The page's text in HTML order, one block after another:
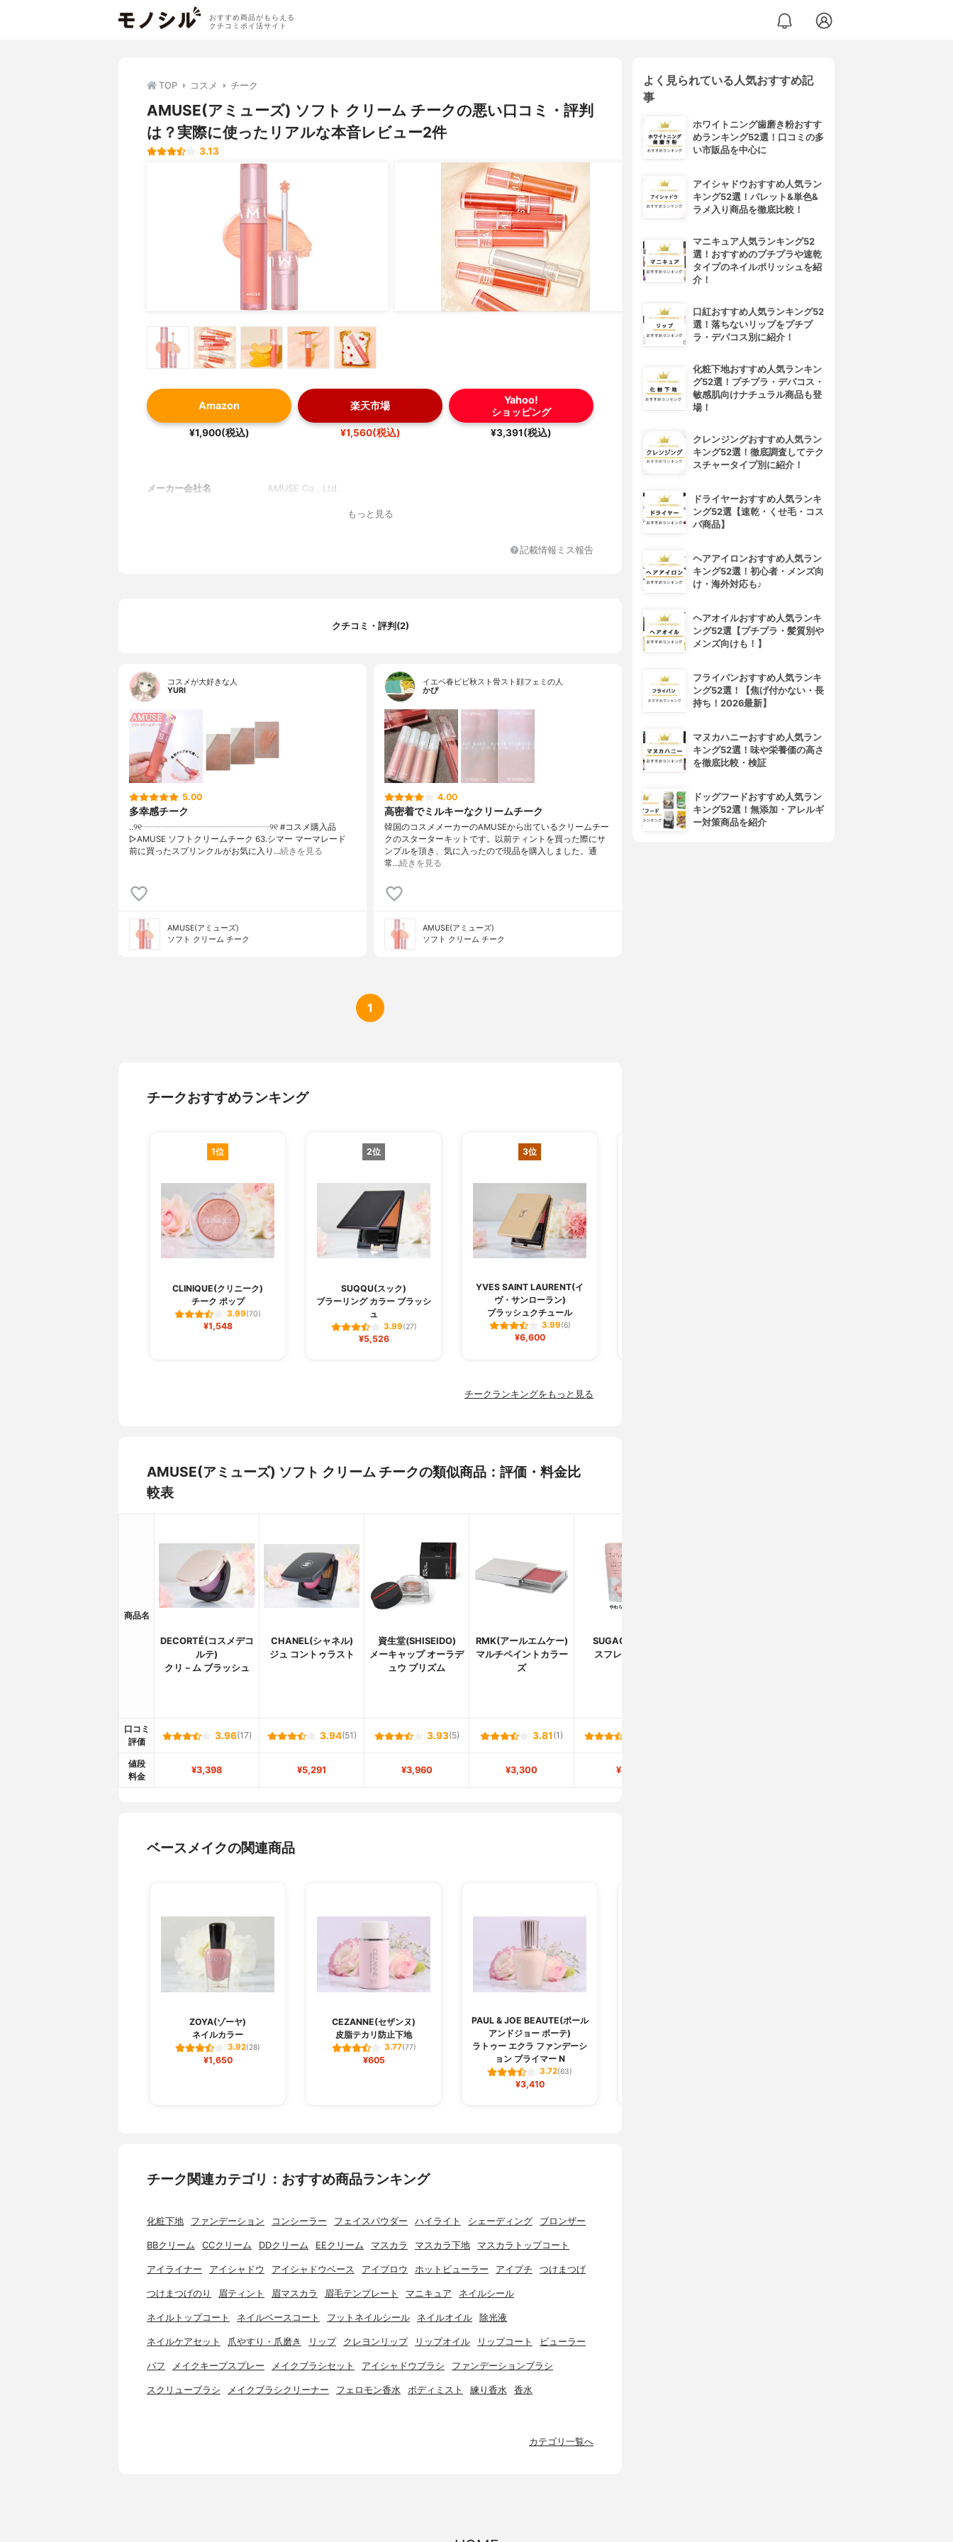
おすすめ商品がもらえる
クチコミポイ活サイト
TOP コスメ チーク
AMUSE(アミューズ) ソフト クリーム チークの悪い口コミ・評判
は？実際に使ったリアルな本音レビュー2件
3.13
Amazon
¥1,900(税込)
楽天市場
¥1,560(税込)
Yahoo!
ショッピング
¥3,391(税込)
メーカー会社名 AMUSE Co., Ltd.
もっと見る
記載情報ミス報告
クチコミ・評判(2)
コスメが大好きな人
YURI
5.00
多幸感チーク
..୨୧┈┈┈┈┈┈┈┈┈┈┈┈┈┈┈୨୧ #コスメ購入品
▷AMUSE ソフトクリームチーク 63.シマー マーマレード
前に買ったスプリンクルがお気に入り…続きを見る
AMUSE(アミューズ)
ソフト クリーム チーク
イエベ春ビビ秋スト骨スト顔フェミの人
かぴ
4.00
高密着でミルキーなクリームチーク
韓国のコスメメーカーのAMUSEから出ているクリームチー
クのスターターキットです。以前ティントを買った際にサ
ンプルを頂き、気に入ったので現品を購入しました。通
常…続きを見る
AMUSE(アミューズ)
ソフト クリーム チーク
1
チークおすすめランキング
1位
CLINIQUE(クリニーク)
チーク ポップ
3.99(70)
¥1,548
2位
SUQQU(スック)
ブラーリング カラー ブラッシ
ュ
3.99(27)
¥5,526
3位
YVES SAINT LAURENT(イ
ヴ・サンローラン)
ブラッシュクチュール
3.99(6)
¥6,600
チークランキングをもっと見る
AMUSE(アミューズ) ソフト クリーム チークの類似商品：評価・料金比
較表
商品名
DECORTÉ(コスメデコ
ルテ)
クリ－ム ブラッシュ
CHANEL(シャネル)
ジュ コントゥラスト
資生堂(SHISEIDO)
メーキャップ オーラデ
ュウ プリズム
RMK(アールエムケー)
マルチペイントカラー
ズ
SUGAO(スガオ)
スフレ感チーク
口コミ
評価
3.96(17) 3.94(51) 3.93(5) 3.81 (1)
値段
料金
¥3,398 ¥5,291 ¥3,960 ¥3,300 ¥831
ベースメイクの関連商品
ZOYA(ゾーヤ)
ネイルカラー
3.92(28)
¥1,650
CEZANNE(セザンヌ)
皮脂テカリ防止下地
3.77(77)
¥605
PAUL & JOE BEAUTE(ポール
アンドジョー ボーテ)
ラトゥー エクラ ファンデーシ
ョン プライマー N
3.72(63)
¥3,410
チーク関連カテゴリ：おすすめ商品ランキング
化粧下地 ファンデーション コンシーラー フェイスパウダー ハイライト シェーディング ブロンザー
BBクリーム CCクリーム DDクリーム EEクリーム マスカラ マスカラ下地 マスカラトップコート
アイライナー アイシャドウ アイシャドウベース アイブロウ ホットビューラー アイプチ つけまつげ
つけまつげのり 眉ティント 眉マスカラ 眉毛テンプレート マニキュア ネイルシール
ネイルトップコート ネイルベースコート フットネイルシール ネイルオイル 除光液
ネイルケアセット 爪やすり・爪磨き リップ クレヨンリップ リップオイル リップコート ビューラー
パフ メイクキープスプレー メイクブラシセット アイシャドウブラシ ファンデーションブラシ
スクリューブラシ メイクブラシクリーナー フェロモン香水 ボディミスト 練り香水 香水
カテゴリ一覧へ
よく見られている人気おすすめ記
事
ホワイトニング歯磨き粉おすす
めランキング52選！口コミの多
い市販品を中心に
アイシャドウおすすめ人気ラン
キング52選！パレット&単色&
ラメ入り商品を徹底比較！
マニキュア人気ランキング52
選！おすすめのプチプラや速乾
タイプのネイルポリッシュを紹
介！
口紅おすすめ人気ランキング52
選！落ちないリップをプチプ
ラ・デパコス別に紹介！
化粧下地おすすめ人気ランキン
グ52選！プチプラ・デパコス・
敏感肌向けナチュラル商品も登
場！
クレンジングおすすめ人気ラン
キング52選！徹底調査してテク
スチャータイプ別に紹介！
ドライヤーおすすめ人気ランキ
ング52選【速乾・くせ毛・コス
パ商品】
ヘアアイロンおすすめ人気ラン
キング52選！初心者・メンズ向
け・海外対応も♪
ヘアオイルおすすめ人気ランキ
ング52選【プチプラ・髪質別や
メンズ向けも！】
フライパンおすすめ人気ランキ
ング52選！【焦げ付かない・長
持ち！2026最新】
マヌカハニーおすすめ人気ラン
キング52選！味や栄養価の高さ
を徹底比較・検証
ドッグフードおすすめ人気ラン
キング52選！無添加・アレルギ
ー対策商品を紹介